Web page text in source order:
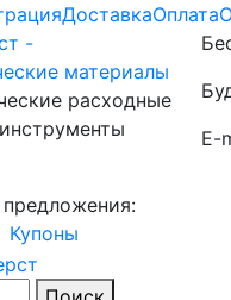
ДоставкаОплата
расходные
E-
Купоны